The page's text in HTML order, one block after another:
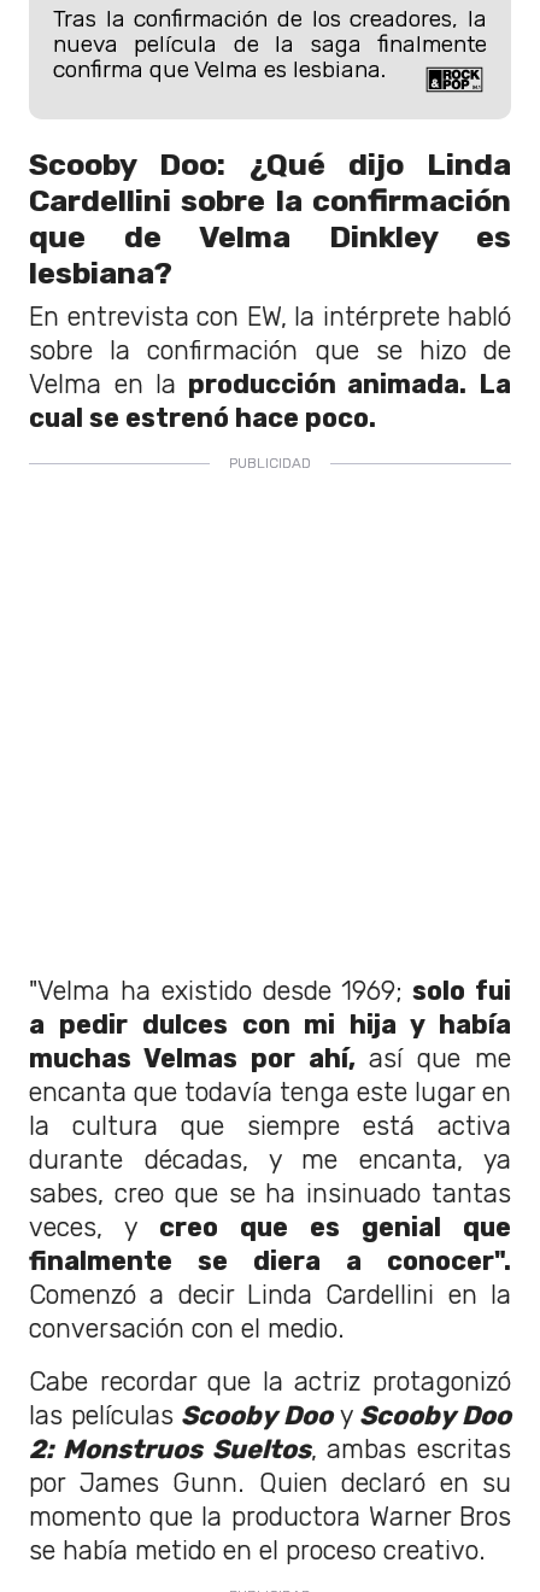
Tras la confirmación de los creadores, la
nueva película de la saga finalmente
confirma que Velma es lesbiana.
Scooby Doo: ¿Qué dijo Linda
Cardellini sobre la confirmación
que de Velma Dinkley es
lesbiana?
En entrevista con EW, la intérprete habló
sobre la confirmación que se hizo de
Velma en la producción animada. La
cual se estrenó hace poco.
"Velma ha existido desde 1969; solo fui
a pedir dulces con mi hija y había
muchas Velmas por ahí,así que me
encanta que todavía tenga este lugar en
la cultura que siempre está activa
durante décadas, y me encanta, ya
sabes, creo que se ha insinuado tantas
veces, y creo que es genial que
finalmente se diera a conocer".
Comenzó a decir Linda Cardellini en la
conversación con el medio.
Cabe recordar que la actriz protagonizó
las películas Scooby Doo y Scooby Doo
2: Monstruos Sueltos, ambas escritas
por James Gunn. Quien declaró en su
momento que la productora Warner Bros
se había metido en el proceso creativo.